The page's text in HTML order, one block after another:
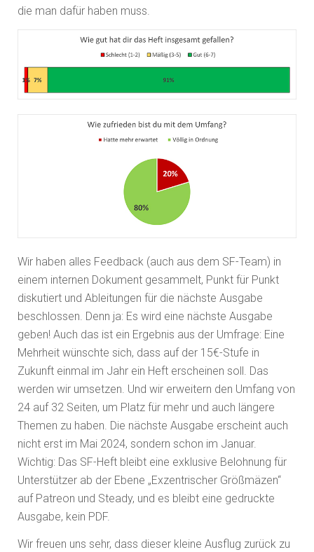
die man dafür haben muss.
Wir haben alles Feedback (auch aus dem SF-Team) in
einem internen Dokument gesammelt, Punkt für Punkt
diskutiert und Ableitungen für die nächste Ausgabe
beschlossen. Denn ja: Es wird eine nächste Ausgabe
geben! Auch das ist ein Ergebnis aus der Umfrage: Eine
Mehrheit wünschte sich, dass auf der 15€-Stufe in
Zukunft einmal im Jahr ein Heft erscheinen soll. Das
werden wir umsetzen. Und wir erweitern den Umfang von
24 auf 32 Seiten, um Platz für mehr und auch längere
Themen zu haben. Die nächste Ausgabe erscheint auch
nicht erst im Mai 2024, sondern schon im Januar.
Wichtig: Das SF-Heft bleibt eine exklusive Belohnung für
Unterstützer ab der Ebene „Exzentrischer Größmäzen“
auf Patreon und Steady, und es bleibt eine gedruckte
Ausgabe, kein PDF.
Wir freuen uns sehr, dass dieser kleine Ausflug zurück zu